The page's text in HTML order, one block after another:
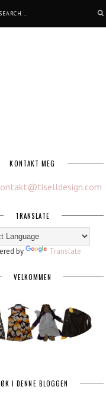
KONTAKT MEG
TRANSLATE
by Translate
VELKOMMEN
I DENNE BLOGGEN